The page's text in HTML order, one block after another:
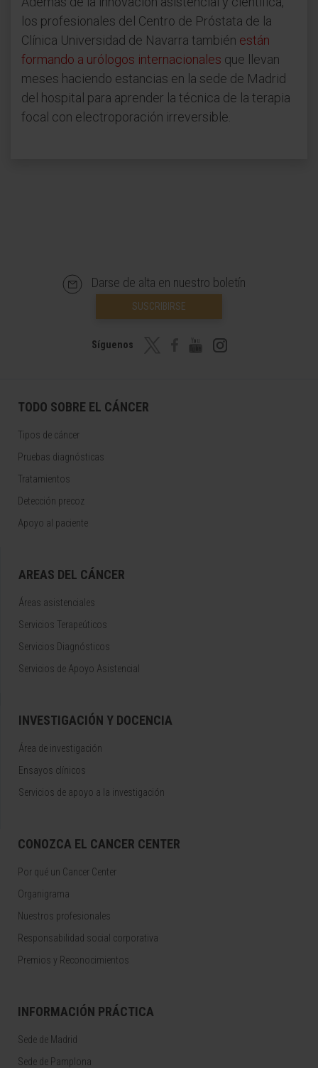
los profesionales del Centro de Próstata de la
Clínica Universidad de Navarra también están
formando a urólogos internacionales que llevan
meses haciendo estancias en la sede de Madrid
del hospital para aprender la técnica de la terapia
focal con electroporación irreversible.
Darse de alta en nuestro boletín
SUSCRIBIRSE
Síguenos
TODO SOBRE EL CÁNCER
Tipos de cáncer
Pruebas diagnósticas
Tratamientos
Detección precoz
Apoyo al paciente
AREAS DEL CÁNCER
Áreas asistenciales
Servicios Terapeúticos
Servicios Diagnósticos
Servicios de Apoyo Asistencial
INVESTIGACIÓN Y DOCENCIA
Área de investigación
Ensayos clínicos
Servicios de apoyo a la investigación
CONOZCA EL CANCER CENTER
Por qué un Cancer Center
Organigrama
Nuestros profesionales
Responsabilidad social corporativa
Premios y Reconocimientos
INFORMACIÓN PRÁCTICA
Sede de Madrid
Sede de Pamplona